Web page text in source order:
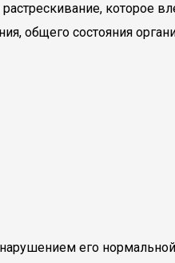
которое
общего состояния
его